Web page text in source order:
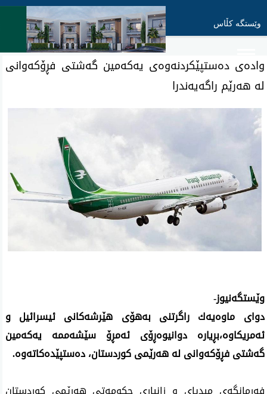
وێستگە کڵاس
واده‌ی ده‌ستپێكردنه‌وه‌ی‌ یه‌كه‌مین گه‌شتی فڕۆكه‌وانی
له‌ هه‌رێم راگه‌یه‌ندرا
وێستگه‌نیوز-
دوای‌ ماوه‌یه‌ك راگرتنی‌ به‌هۆی‌ هێرشه‌كانی‌ ئیسرائیل و
ئه‌مریكاوه‌،بڕیاره‌ دوانیوه‌ڕۆی‌ ئه‌مڕۆ سێشه‌ممه‌ یه‌كه‌مین
گه‌شتی فڕۆكه‌وانی له‌ هه‌رێمی كوردستان، ده‌ستپێده‌كاته‌وه‌.